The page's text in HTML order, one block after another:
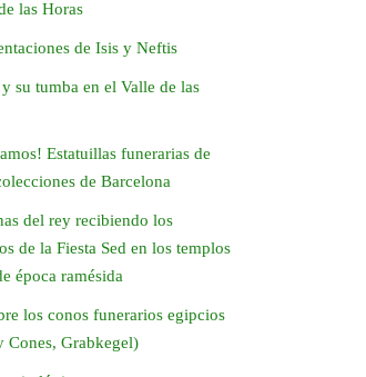
las Horas
de Isis y Neftis
su tumba en el Valle de las
Estatuillas funerarias de
de Barcelona
del rey recibiendo los
de la Fiesta Sed en los templos
época ramésida
los conos funerarios egipcios
Cones, Grabkegel)